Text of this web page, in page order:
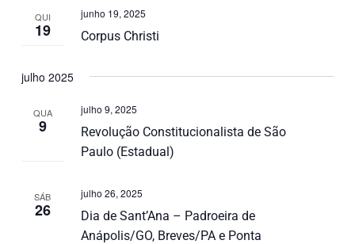
QUI
19 Corpus Christi
junho 19, 2025
julho 2025
QUA
9
Revolução Constitucionalista de São
Paulo (Estadual)
julho 9, 2025
SÁB
26
Dia de Sant’Ana – Padroeira de
Anápolis/GO, Breves/PA e Ponta
julho 26, 2025